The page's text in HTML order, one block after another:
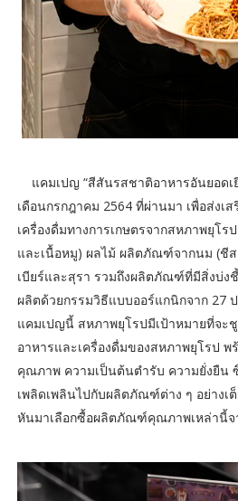
แคมเปญ “สีสันรสชาติอาหารอันยอดเ
เดือนกรกฎาคม 2564 ที่ผ่านมา เพื่อส่ง
เครื่องดื่มทางการเกษตรจากสหภาพยุโร
และเนื้อหมู) ผลไม้ ผลิตภัณฑ์จากนม (ชี
เบียร์และสุรา รวมถึงผลิตภัณฑ์ที่มีสิ่งบ่ง
ผลิตด้วยกรรมวิธีแบบออร์แกนิกจาก 27
แคมเปญนี้ สหภาพยุโรปมีเป้าหมายที่จ
อาหารและเครื่องดื่มของสหภาพยุโรป
คุณภาพ ความเป็นต้นตำรับ ความยั่งยืน
เพลิดเพลินไปกับผลิตภัณฑ์ต่าง ๆ อย่างเ
หันมาเลือกซื้อผลิตภัณฑ์คุณภาพเหล่านี้จ